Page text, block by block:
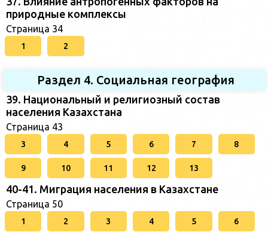
природные комплексы
Страница 34
1 2
Раздел 4. Социальная география
39. Национальный и религиозный состав
населения Казахстана
Страница 43
3 4 5 6 7 8
9 10 11 12 13
40-41. Миграция населения в Казахстане
Страница 50
1 2 3 4 5 6